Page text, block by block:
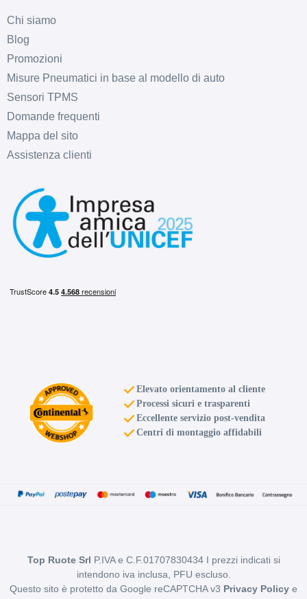
Chi siamo
Blog
Promozioni
Misure Pneumatici in base al modello di auto
Sensori TPMS
Domande frequenti
Mappa del sito
Assistenza clienti
Elevato orientamento al cliente
Processi sicuri e trasparenti
Eccellente servizio post-vendita
Centri di montaggio affidabili
Top Ruote Srl P.IVA e C.F.01707830434 I prezzi indicati si
intendono iva inclusa, PFU escluso.
Questo sito è protetto da Google reCAPTCHA v3 Privacy Policy e